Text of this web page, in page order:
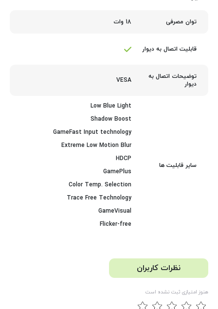
توان مصرفی 18 وات
قابلیت اتصال به دیوار
توضیحات اتصال به
دیوار
VESA
سایر قابلیت ها
Low Blue Light
Shadow Boost
GameFast Input technology
Extreme Low Motion Blur
HDCP
GamePlus
Color Temp. Selection
Trace Free Technology
GameVisual
Flicker-free
نظرات کاربران
هنوز امتیازی ثبت نشده است